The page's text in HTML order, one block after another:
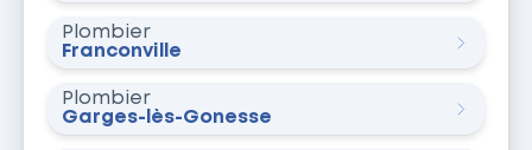
Plombier
Franconville
Plombier
Garges-lès-Gonesse